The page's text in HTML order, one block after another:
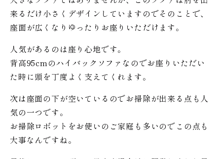
来るだけ小さくデザインしていますのでそのことで、
座面が広くなりゆったりお座りいただけます。
人気があるのは座り心地です。
背高95cmのハイバックソファなのでお座りいただい
た時に頭を丁度よく支えてくれます。
次は座面の下が空いているのでお掃除が出来る点も人
気の一つです。
お掃除ロボットをお使いのご家庭も多いのでこの点も
大事なんですね。